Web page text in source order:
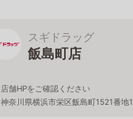
スギドラッグ
飯島町店
店舗HPをご確認ください
神奈川県横浜市栄区飯島町1521番地1